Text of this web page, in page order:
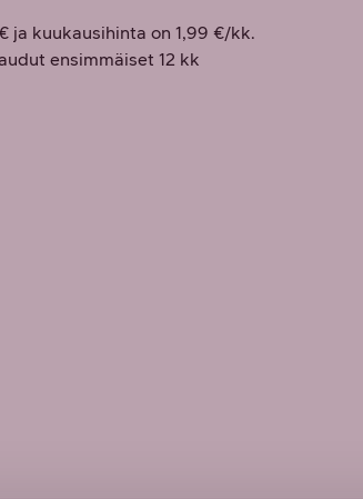
ja kuukausihinta on 1,99 €/kk.
ensimmäiset 12 kk